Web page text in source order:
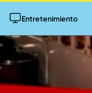
Entretenimiento